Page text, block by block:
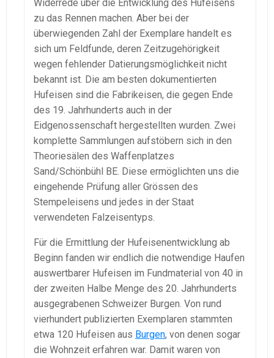
Widerrede über die Entwicklung des Hufeisens
zu das Rennen machen. Aber bei der
überwiegenden Zahl der Exemplare handelt es
sich um Feldfunde, deren Zeitzugehörigkeit
wegen fehlender Datierungsmöglichkeit nicht
bekannt ist. Die am besten dokumentierten
Hufeisen sind die Fabrikeisen, die gegen Ende
des 19. Jahrhunderts auch in der
Eidgenossenschaft hergestellten wurden. Zwei
komplette Sammlungen aufstöbern sich in den
Theoriesälen des Waffenplatzes
Sand/Schönbühl BE. Diese ermöglichten uns die
eingehende Prüfung aller Grössen des
Stempeleisens und jedes in der Staat
verwendeten Falzeisentyps.
Für die Ermittlung der Hufeisenentwicklung ab
Beginn fanden wir endlich die notwendige Haufen
auswertbarer Hufeisen im Fundmaterial von 40 in
der zweiten Halbe Menge des 20. Jahrhunderts
ausgegrabenen Schweizer Burgen. Von rund
vierhundert publizierten Exemplaren stammten
etwa 120 Hufeisen aus Burgen, von denen sogar
die Wohnzeit erfahren war. Damit waren von